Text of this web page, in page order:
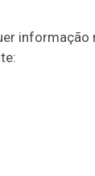
informação